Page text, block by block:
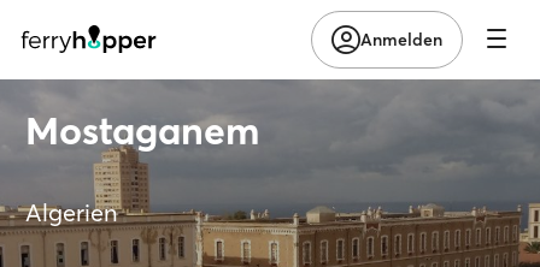
Anmelden
Mostaganem
Algerien